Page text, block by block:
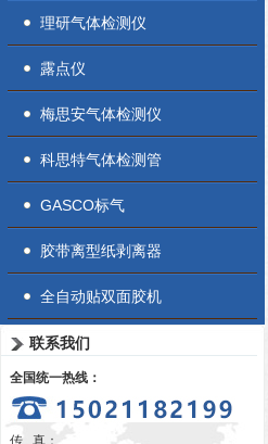
理研气体检测仪
露点仪
梅思安气体检测仪
科思特气体检测管
GASCO标气
胶带离型纸剥离器
全自动贴双面胶机
联系我们
全国统一热线：
传 真：